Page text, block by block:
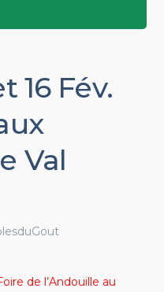
16 Fév.
Val
de l’Andouille au